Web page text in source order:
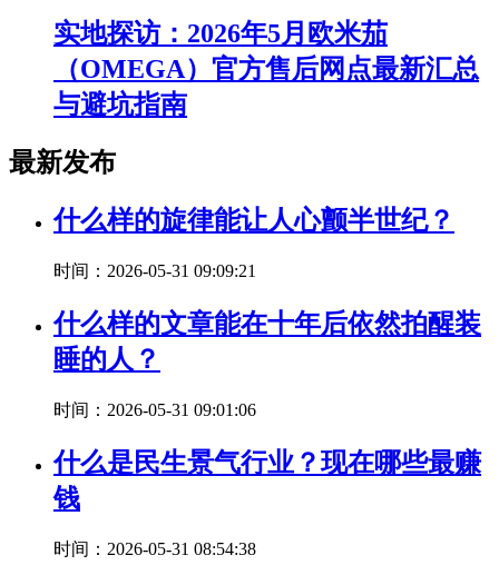
实地探访：2026年5月欧米茄
（OMEGA）官方售后网点最新汇总
与避坑指南
最新发布
什么样的旋律能让人心颤半世纪？
时间：2026-05-31 09:09:21
什么样的文章能在十年后依然拍醒装
睡的人？
时间：2026-05-31 09:01:06
什么是民生景气行业？现在哪些最赚
钱
时间：2026-05-31 08:54:38